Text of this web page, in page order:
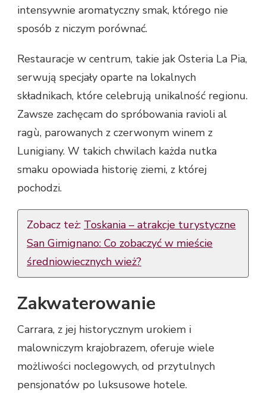
intensywnie aromatyczny smak, którego nie
sposób z niczym porównać.
Restauracje w centrum, takie jak Osteria La Pia,
serwują specjały oparte na lokalnych
składnikach, które celebrują unikalność regionu.
Zawsze zachęcam do spróbowania ravioli al
ragù, parowanych z czerwonym winem z
Lunigiany. W takich chwilach każda nutka
smaku opowiada historię ziemi, z której
pochodzi.
Zobacz też: Toskania – atrakcje turystyczne
San Gimignano: Co zobaczyć w mieście
średniowiecznych wież?
Zakwaterowanie
Carrara, z jej historycznym urokiem i
malowniczym krajobrazem, oferuje wiele
możliwości noclegowych, od przytulnych
pensjonatów po luksusowe hotele.